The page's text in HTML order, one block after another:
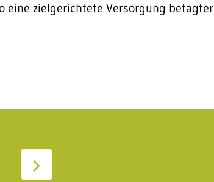
eine zielgerichtete Versorgung betagter